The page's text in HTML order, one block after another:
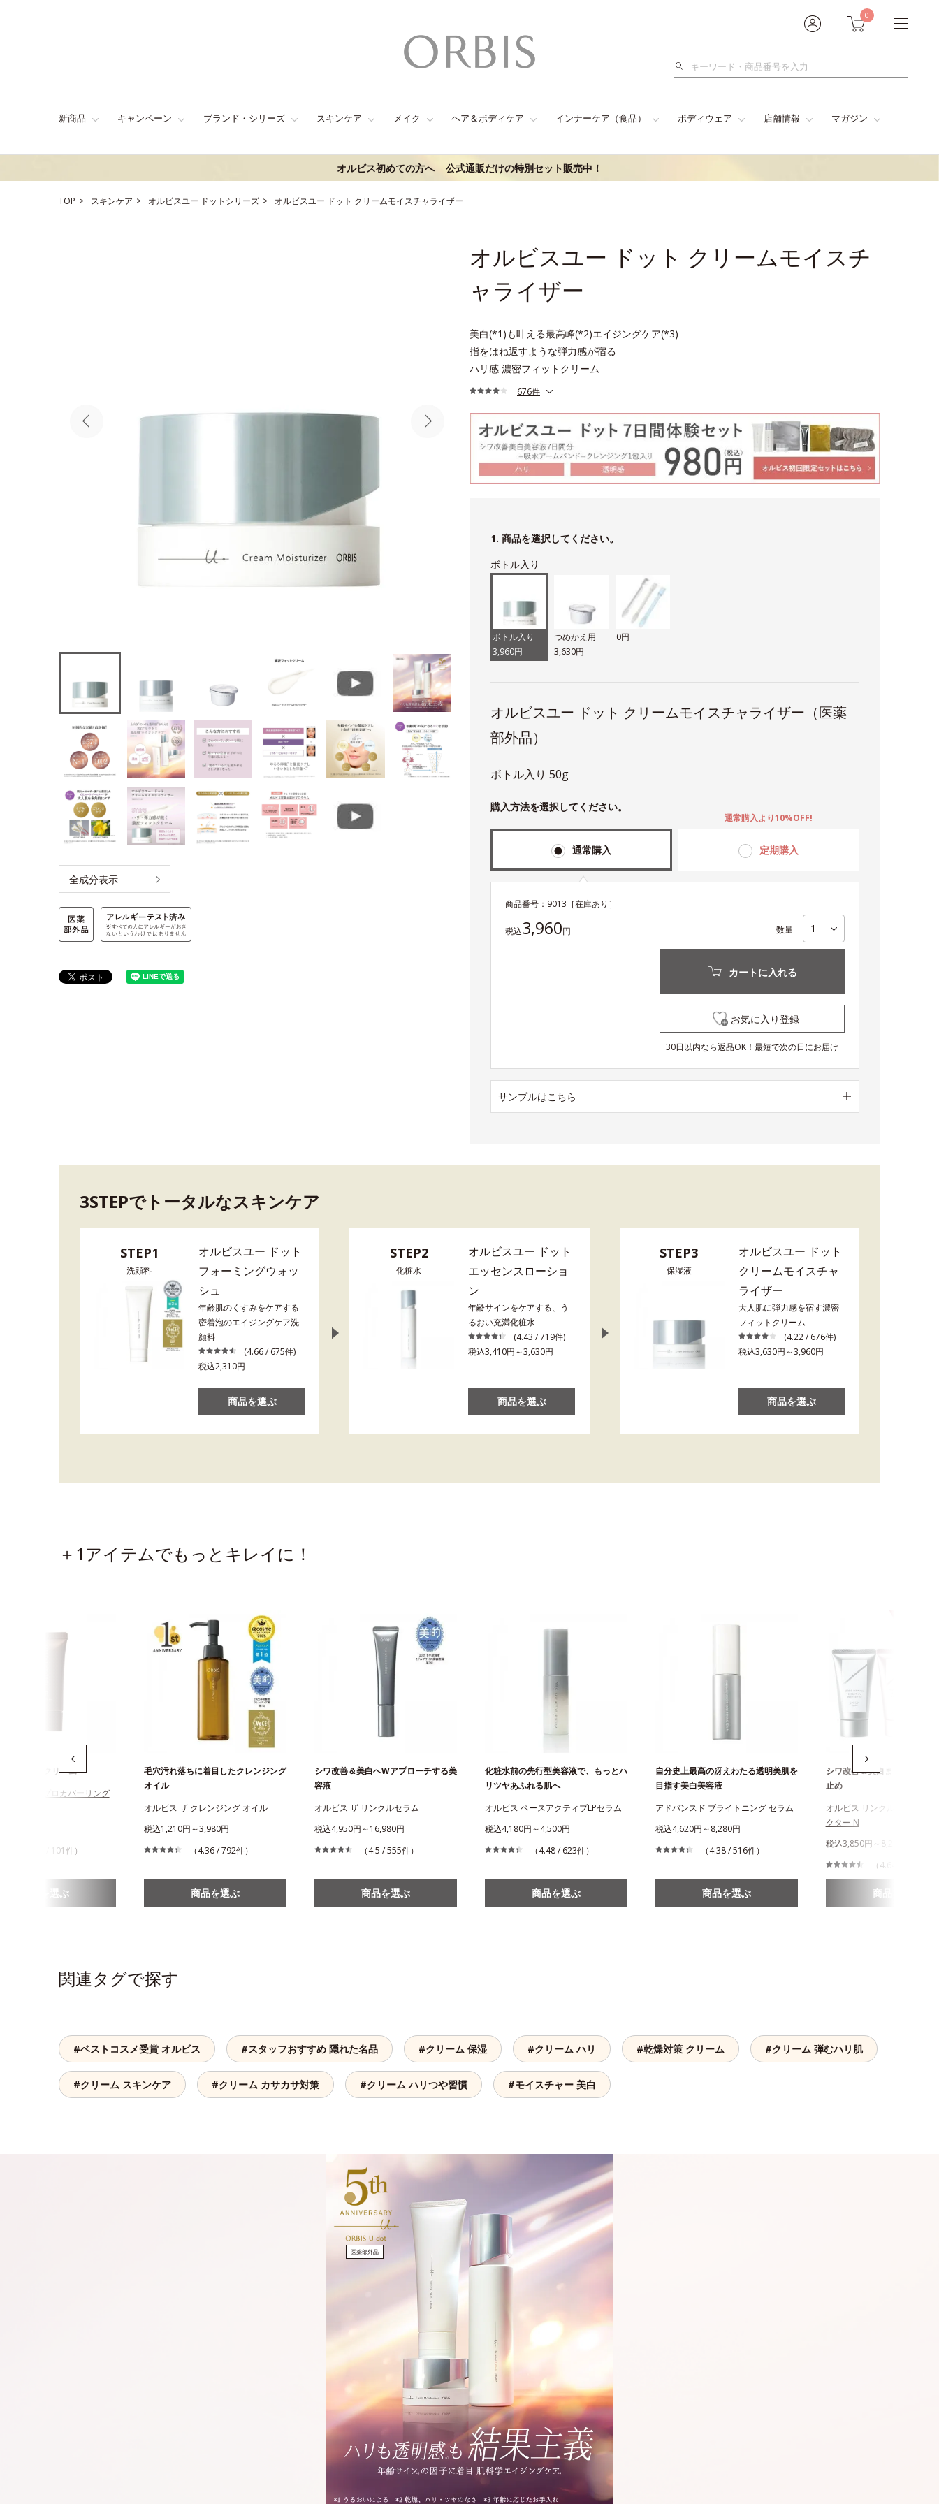
0
検
新商品 キャンペーン ブランド・シリーズ スキンケア メイク ヘア＆ボディケア インナーケア（食品） ボディウェア 店舗情報 マガジン
オルビス初めての方へ 公式通販だけの特別セット販売中！
TOP スキンケア オルビスユー ドットシリーズ オルビスユー ドット クリームモイスチャライザー
オルビスユー ドット クリームモイスチ
ャライザー
美白(*1)も叶える最高峰(*2)エイジングケア(*3)
指をはね返すような弾力感が宿る
ハリ感 濃密フィットクリーム
676件
全成分表示
1. 商品を選択してください。
ボトル入り
ボトル入り
3,960円
つめかえ用
3,630円
0円
オルビスユー ドット クリームモイスチャライザー（医薬
部外品）
ボトル入り 50g
購入方法を選択してください。
通常購入 定期購入
通常購入より10%OFF!
商品番号： 9013 ［在庫あり］
税込3,960円 数量
カートに入れる
お気に入り登録
30日以内なら返品OK！最短で次の日にお届け
サンプルはこちら
3STEPでトータルなスキンケア
STEP1
洗顔料
オルビスユー ドット
フォーミングウォッ
シュ
年齢肌のくすみをケアする
密着泡のエイジングケア洗
顔料
(4.66 / 675件)
税込2,310円
商品を選ぶ
STEP2
化粧水
オルビスユー ドット
エッセンスローショ
ン
年齢サインをケアする、う
るおい充満化粧水
(4.43 / 719件)
税込3,410円～3,630円
商品を選ぶ
STEP3
保湿液
オルビスユー ドット
クリームモイスチャ
ライザー
大人肌に弾力感を宿す濃密
フィットクリーム
(4.22 / 676件)
税込3,630円～3,960円
商品を選ぶ
＋1アイテムでもっとキレイに！
ためのBBクリーム
アンバー プロカバーリング
（3.95 / 101件）
商品を選ぶ
毛穴汚れ落ちに着目したクレンジング
オイル
オルビス ザ クレンジング オイル
税込1,210円～3,980円
（4.36 / 792件）
商品を選ぶ
シワ改善＆美白へWアプローチする美
容液
オルビス ザ リンクルセラム
税込4,950円～16,980円
（4.5 / 555件）
商品を選ぶ
化粧水前の先行型美容液で、もっとハ
リツヤあふれる肌へ
オルビス ベースアクティブLPセラム
税込4,180円～4,500円
（4.48 / 623件）
商品を選ぶ
自分史上最高の冴えわたる透明美肌を
目指す美白美容液
アドバンスド ブライトニング セラム
税込4,620円～8,280円
（4.38 / 516件）
商品を選ぶ
シワ改善＆美白まで叶える薬
止め
オルビス リンクルブライト
クター N
税込3,850円～8,280円
（4.64 / 864件）
商品を選ぶ
関連タグで探す
#ベストコスメ受賞 オルビス #スタッフおすすめ 隠れた名品 #クリーム 保湿 #クリーム ハリ #乾燥対策 クリーム #クリーム 弾むハリ肌
#クリーム スキンケア #クリーム カサカサ対策 #クリーム ハリつや習慣 #モイスチャー 美白
医薬部外品